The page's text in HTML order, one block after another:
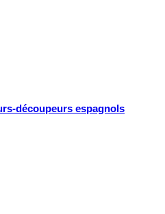
découpeurs espagnols